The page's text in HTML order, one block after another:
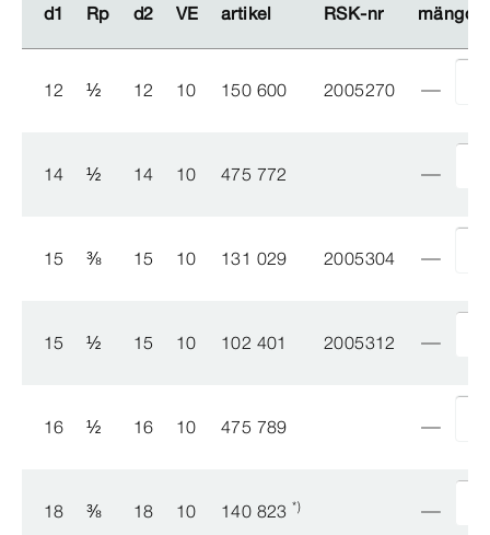
d1 Rp d2 VE artikel RSK-​nr mängd
d1 Rp d2 VE artikel RSK-​nr mängd
12 ½ 12 10 150 600 2005270
14 ½ 14 10 475 772
15 ⅜ 15 10 131 029 2005304
15 ½ 15 10 102 401 2005312
16 ½ 16 10 475 789
18 ⅜ 18 10 140 823 *)